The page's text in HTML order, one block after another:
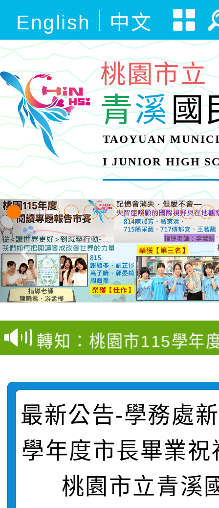
English 中文
桃園市立
青溪國
TAOYUAN
I JUNIOR HIGH
【甄選結果(第4招)】
結果(第4招)
學年度第1學期第7次代
轉知：桃園市115學年
賽實施要點
比賽實施要點」
轉知：「115年金融知
動辦法」
轉知臺中市政府政風處
城市手牽手，綠能透明
畫影片一案
轉知：「115學年度全
劇比賽實施要點」及修
轉知：桃園市115年度
敬師藝文競賽』實施計
【甄選結果(第11招)】
最新公告-學務處
學年度市長畢業祝
桃園市立青溪